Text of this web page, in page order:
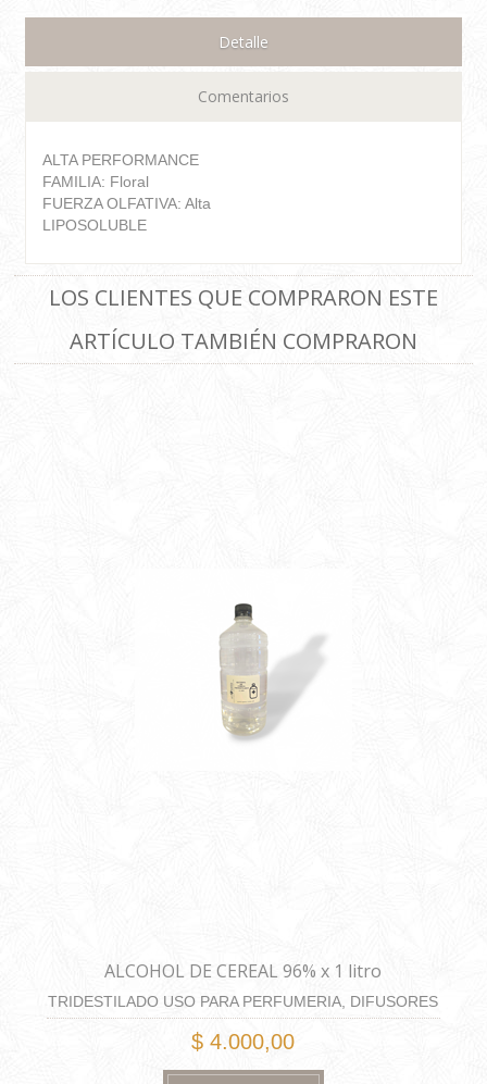
Detalle
Comentarios
ALTA PERFORMANCE
FAMILIA: Floral
FUERZA OLFATIVA: Alta
LIPOSOLUBLE
LOS CLIENTES QUE COMPRARON ESTE
ARTÍCULO TAMBIÉN COMPRARON
ALCOHOL DE CEREAL 96% x 1 litro
TRIDESTILADO USO PARA PERFUMERIA, DIFUSORES
Y HOME SPRAY
$ 4.000,00